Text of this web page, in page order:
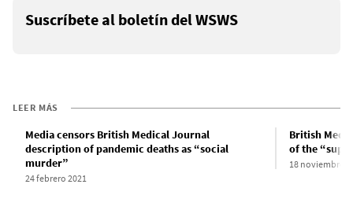
Suscríbete al boletín del WSWS
LEER MÁS
Media censors British Medical Journal
description of pandemic deaths as “social
murder”
24 febrero 2021
British
of the
18 noviembre